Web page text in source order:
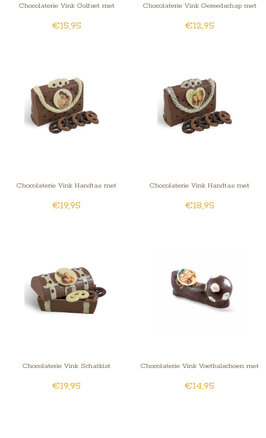
Chocolaterie Vink Golfset met
Foto/Logo
€15,95
Chocolaterie Vink Gereedschap met
Foto/Logo
€12,95
Chocolaterie Vink Handtas met
fotorondje melk
€19,95
Chocolaterie Vink Handtas met
fotohartje melk
€18,95
Chocolaterie Vink Schatkist
fotorondje met chocolaatjes
€19,95
Chocolaterie Vink Voetbalschoen met
bal en foto of logo
€14,95